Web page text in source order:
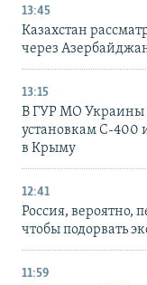
13:45
Казахстан
через
13:15
В ГУР МО Украины
установкам С-400
в Крыму
12:41
Россия, вероятно,
чтобы подорвать
11:59